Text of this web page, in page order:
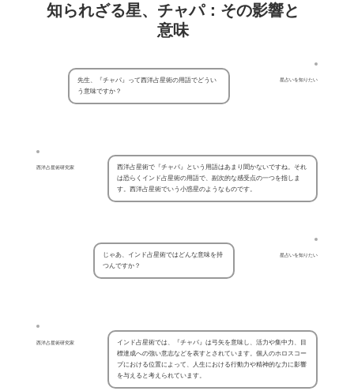
知られざる星、チャパ：その影響と
意味
星占いを知りたい
先生、『チャパ』って西洋占星術の用語でどうい
う意味ですか？
西洋占星術研究家
西洋占星術で『チャパ』という用語はあまり聞かないですね。それ
は恐らくインド占星術の用語で、副次的な感受点の一つを指しま
す。西洋占星術でいう小惑星のようなものです。
星占いを知りたい
じゃあ、インド占星術ではどんな意味を持
つんですか？
西洋占星術研究家
インド占星術では、『チャパ』は弓矢を意味し、活力や集中力、目
標達成への強い意志などを表すとされています。個人のホロスコー
プにおける位置によって、人生における行動力や精神的な力に影響
を与えると考えられています。